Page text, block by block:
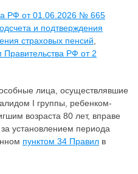
РФ от 01.06.2026 № 665
и подтверждения
страховых пенсий
Правительства РФ от 2
лица, осуществлявшие
I группы, ребенком-
возраста 80 лет, вправе
установлением периода
пунктом 34 Правил в